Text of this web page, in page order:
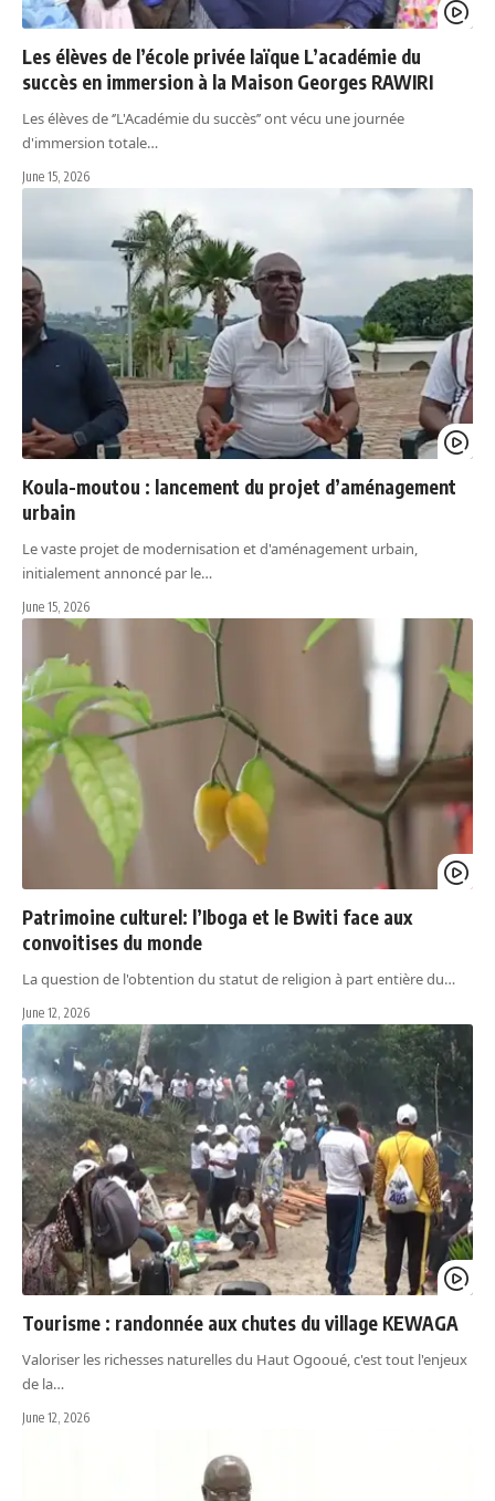
Les élèves de l’école privée laïque L’académie du
succès en immersion à la Maison Georges RAWIRI
Les élèves de ‘’L'Académie du succès’’ ont vécu une journée
d'immersion totale…
June 15, 2026
Koula-moutou : lancement du projet d’aménagement
urbain
Le vaste projet de modernisation et d'aménagement urbain,
initialement annoncé par le…
June 15, 2026
Patrimoine culturel: l’Iboga et le Bwiti face aux
convoitises du monde
La question de l'obtention du statut de religion à part entière du…
June 12, 2026
Tourisme : randonnée aux chutes du village KEWAGA
Valoriser les richesses naturelles du Haut Ogooué, c'est tout l'enjeux
de la…
June 12, 2026